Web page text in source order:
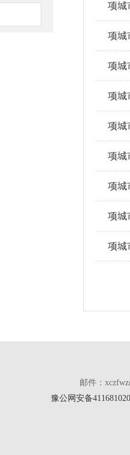
项城
项城
项城
项城
项城
项城
项城
项城
邮件：
豫公网安备